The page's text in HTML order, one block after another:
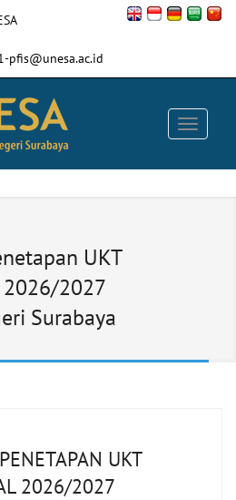
pfis@unesa.ac.id
UKT
2026/2027
Surabaya
UKT
2026/2027